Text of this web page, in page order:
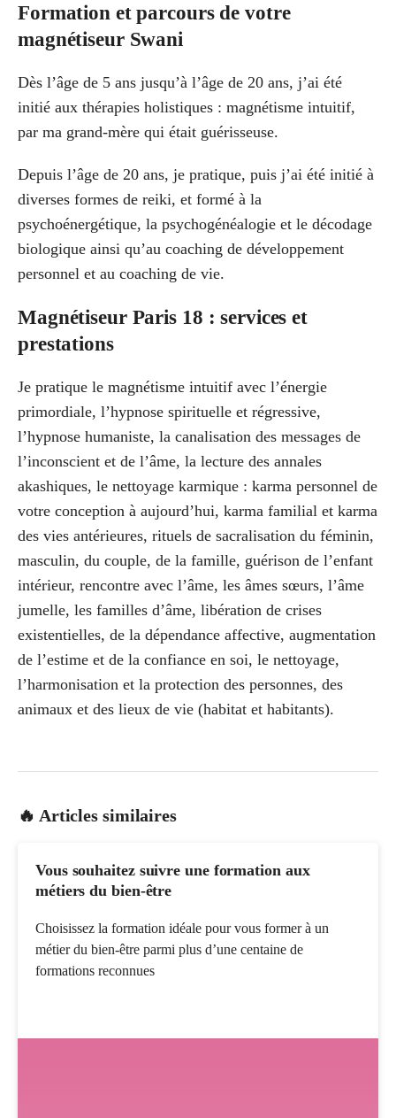
Formation et parcours de votre
magnétiseur Swani
Dès l’âge de 5 ans jusqu’à l’âge de 20 ans, j’ai été
initié aux thérapies holistiques : magnétisme intuitif,
par ma grand-mère qui était guérisseuse.
Depuis l’âge de 20 ans, je pratique, puis j’ai été initié à
diverses formes de reiki, et formé à la
psychoénergétique, la psychogénéalogie et le décodage
biologique ainsi qu’au coaching de développement
personnel et au coaching de vie.
Magnétiseur Paris 18 : services et
prestations
Je pratique le magnétisme intuitif avec l’énergie
primordiale, l’hypnose spirituelle et régressive,
l’hypnose humaniste, la canalisation des messages de
l’inconscient et de l’âme, la lecture des annales
akashiques, le nettoyage karmique : karma personnel de
votre conception à aujourd’hui, karma familial et karma
des vies antérieures, rituels de sacralisation du féminin,
masculin, du couple, de la famille, guérison de l’enfant
intérieur, rencontre avec l’âme, les âmes sœurs, l’âme
jumelle, les familles d’âme, libération de crises
existentielles, de la dépendance affective, augmentation
de l’estime et de la confiance en soi, le nettoyage,
l’harmonisation et la protection des personnes, des
animaux et des lieux de vie (habitat et habitants).
🔥 Articles similaires
Vous souhaitez suivre une formation aux
métiers du bien-être
Choisissez la formation idéale pour vous former à un
métier du bien-être parmi plus d’une centaine de
formations reconnues